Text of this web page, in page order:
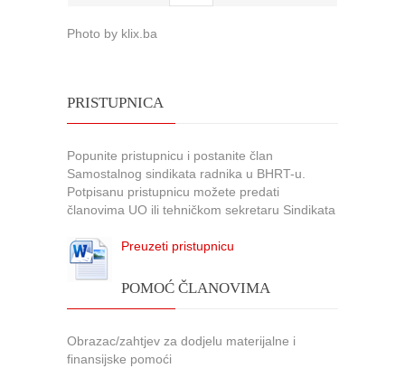
Photo by klix.ba
PRISTUPNICA
Popunite pristupnicu i postanite član
Samostalnog sindikata radnika u BHRT-u.
Potpisanu pristupnicu možete predati
članovima UO ili tehničkom sekretaru Sindikata
Preuzeti pristupnicu
POMOĆ ČLANOVIMA
Obrazac/zahtjev za dodjelu materijalne i
finansijske pomoći